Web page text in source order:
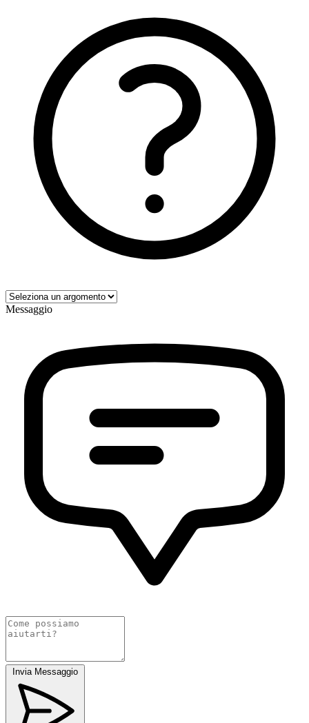
Messaggio
Invia Messaggio